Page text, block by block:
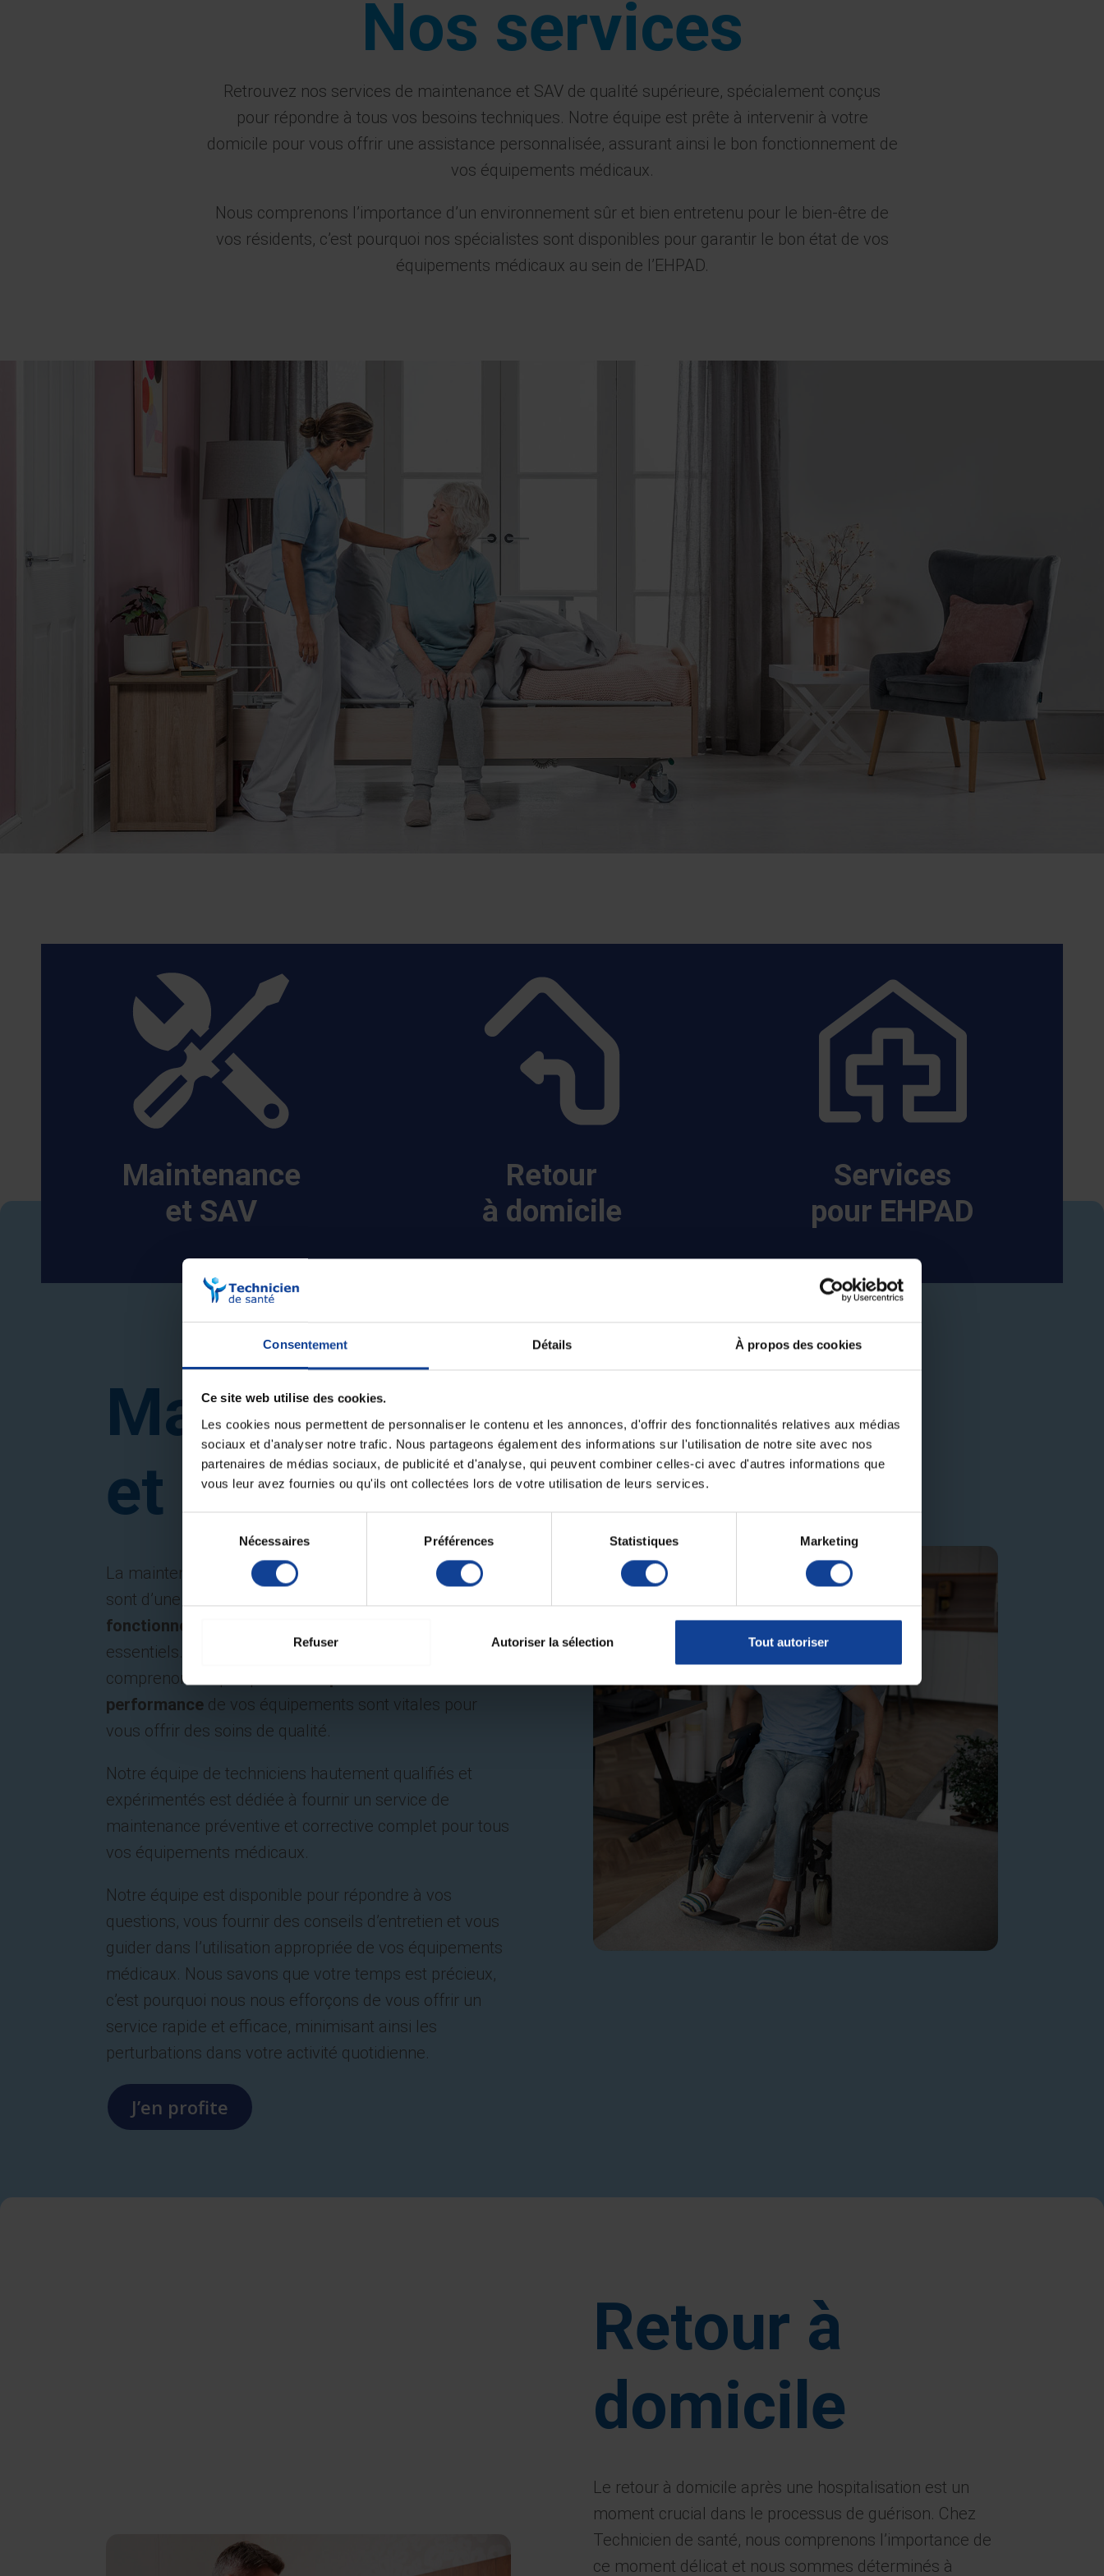
Consentement Détails À propos des cookies
Ce site web utilise des cookies.
Les cookies nous permettent de personnaliser le contenu et les annonces, d'offrir des fonctionnalités relatives aux médias
sociaux et d'analyser notre trafic. Nous partageons également des informations sur l'utilisation de notre site avec nos
partenaires de médias sociaux, de publicité et d'analyse, qui peuvent combiner celles-ci avec d'autres informations que
vous leur avez fournies ou qu'ils ont collectées lors de votre utilisation de leurs services.
consentement
Nécessaires Préférences Statistiques Marketing
Refuser Autoriser la sélection Tout autoriser
Nos services
Retrouvez nos services de maintenance et SAV de qualité supérieure, spécialement conçus
pour répondre à tous vos besoins techniques. Notre équipe est prête à intervenir à votre
domicile pour vous offrir une assistance personnalisée, assurant ainsi le bon fonctionnement de
vos équipements médicaux.
Nous comprenons l’importance d’un environnement sûr et bien entretenu pour le bien-être de
vos résidents, c’est pourquoi nos spécialistes sont disponibles pour garantir le bon état de vos
équipements médicaux au sein de l’EHPAD.
Maintenance
et SAV
Retour
à domicile
Services
pour EHPAD
Maintenance
et SAV
La maintenance et le SAV des équipements médicaux
sont d’une
fonctionnement
essentiels. Chez Technicien de santé, nous
comprenons à quel point la
performance de vos équipements sont vitales pour
vous offrir des soins de qualité.
Notre équipe de techniciens hautement qualifiés et
expérimentés est dédiée à fournir un service de
maintenance préventive et corrective complet pour tous
vos équipements médicaux.
Notre équipe est disponible pour répondre à vos
questions, vous fournir des conseils d’entretien et vous
guider dans l’utilisation appropriée de vos équipements
médicaux. Nous savons que votre temps est précieux,
c’est pourquoi nous nous efforçons de vous offrir un
service rapide et efficace, minimisant ainsi les
perturbations dans votre activité quotidienne.
J’en profite
Retour à
domicile
Le retour à domicile après une hospitalisation est un
moment crucial dans le processus de guérison. Chez
Technicien de santé, nous comprenons l’importance de
ce moment délicat et nous sommes déterminés à